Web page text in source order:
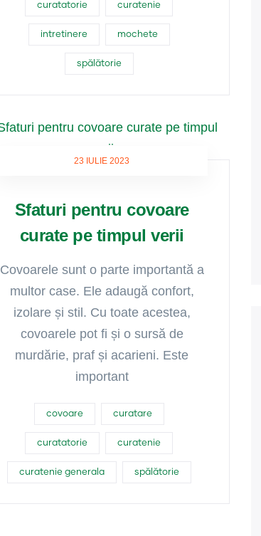
curatatorie curatenie
intretinere mochete
spălătorie
23 IULIE 2023
Sfaturi pentru covoare
curate pe timpul verii
Covoarele sunt o parte importantă a
multor case. Ele adaugă confort,
izolare și stil. Cu toate acestea,
covoarele pot fi și o sursă de
murdărie, praf și acarieni. Este
important
covoare curatare
curatatorie curatenie
curatenie generala spălătorie